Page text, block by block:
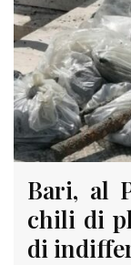
Bari, al
chili di
di